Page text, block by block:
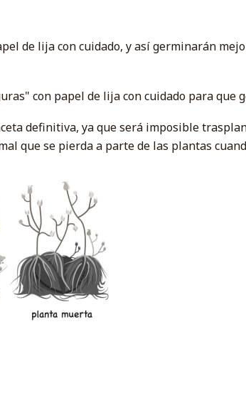
de lija con cuidado, y así germinarán
con papel de lija con cuidado para que
definitiva, ya que será imposible
que se pierda a parte de las plantas